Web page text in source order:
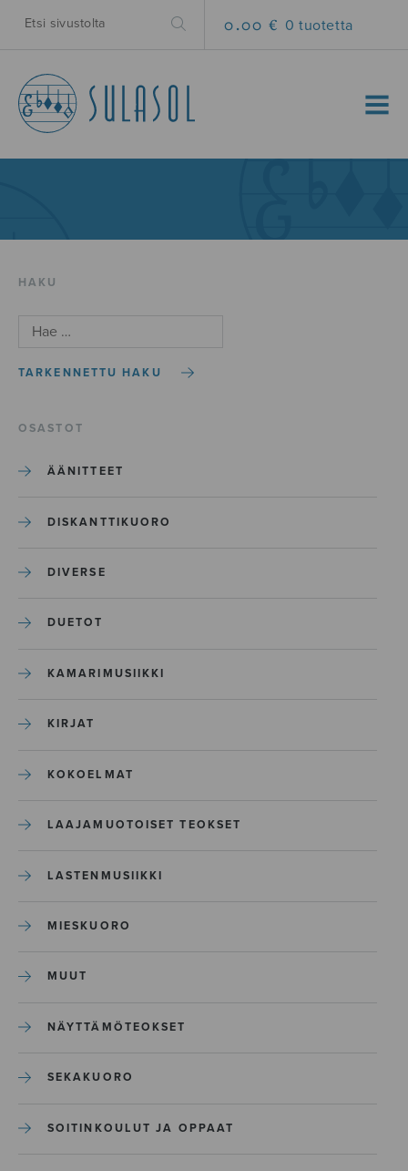
0.00 € 0 tuotetta
MENU
HAKU
TARKENNETTU HAKU
OSASTOT
ÄÄNITTEET
DISKANTTIKUORO
DIVERSE
DUETOT
KAMARIMUSIIKKI
KIRJAT
KOKOELMAT
LAAJAMUOTOISET TEOKSET
LASTENMUSIIKKI
MIESKUORO
MUUT
NÄYTTÄMÖTEOKSET
SEKAKUORO
SOITINKOULUT JA OPPAAT